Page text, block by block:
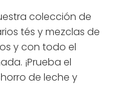
colección de
tés y mezclas de
y con todo el
¡Prueba el
de leche y